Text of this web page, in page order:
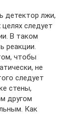
детектор лжи,
следует
В таком
реакции.
чтобы
не
следует
стены,
другом
Как